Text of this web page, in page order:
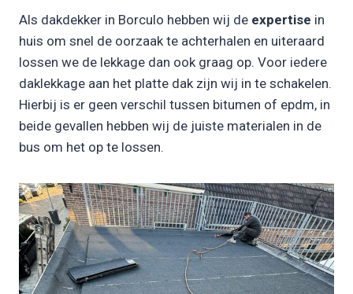
Als dakdekker in Borculo hebben wij de expertise in
huis om snel de oorzaak te achterhalen en uiteraard
lossen we de lekkage dan ook graag op. Voor iedere
daklekkage aan het platte dak zijn wij in te schakelen.
Hierbij is er geen verschil tussen bitumen of epdm, in
beide gevallen hebben wij de juiste materialen in de
bus om het op te lossen.